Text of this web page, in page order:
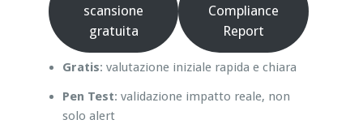
scansione
gratuita
Compliance
Report
Gratis: valutazione iniziale rapida e chiara
Pen Test: validazione impatto reale, non
solo alert